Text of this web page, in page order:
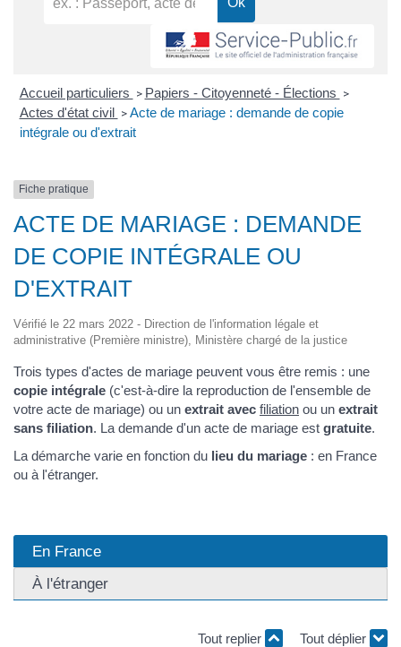
Accueil particuliers > Papiers - Citoyenneté - Élections >
Actes d'état civil > Acte de mariage : demande de copie
intégrale ou d'extrait
Fiche pratique
ACTE DE MARIAGE : DEMANDE
DE COPIE INTÉGRALE OU
D'EXTRAIT
Vérifié le 22 mars 2022 - Direction de l'information légale et
administrative (Première ministre), Ministère chargé de la justice
Trois types d'actes de mariage peuvent vous être remis : une
copie intégrale (c'est-à-dire la reproduction de l'ensemble de
votre acte de mariage) ou un extrait avec filiation ou un extrait
sans filiation. La demande d'un acte de mariage est gratuite.
La démarche varie en fonction du lieu du mariage : en France
ou à l'étranger.
En France
À l'étranger
Tout replier Tout déplier